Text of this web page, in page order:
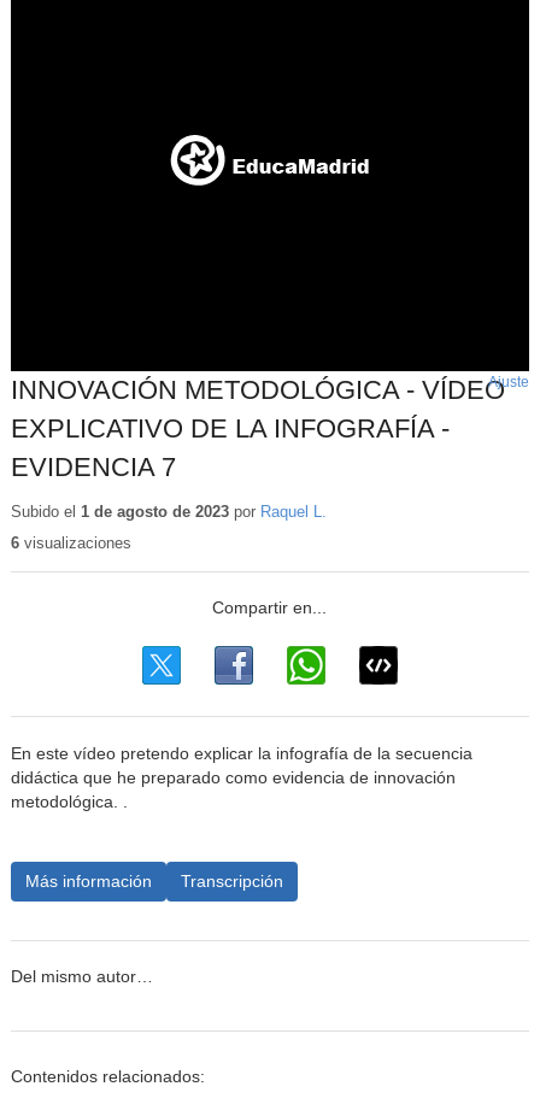
INNOVACIÓN METODOLÓGICA - VÍDEO
EXPLICATIVO DE LA INFOGRAFÍA -
EVIDENCIA 7
Ajuste
Subido el 1 de agosto de 2023por Raquel L.
6visualizaciones
En este vídeo pretendo explicar la infografía de la secuencia
didáctica que he preparado como evidencia de innovación
metodológica. .
Más información Transcripción
Del mismo autor…
Contenidos relacionados: